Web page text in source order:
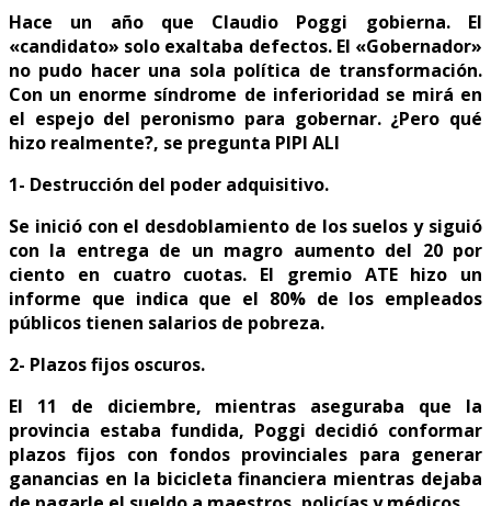
Hace un año que Claudio Poggi gobierna. El
«candidato» solo exaltaba defectos. El «Gobernador»
no pudo hacer una sola política de transformación.
Con un enorme síndrome de inferioridad se mirá en
el espejo del peronismo para gobernar. ¿Pero qué
hizo realmente?, se pregunta PIPI ALI
1- Destrucción del poder adquisitivo.
Se inició con el desdoblamiento de los suelos y siguió
con la entrega de un magro aumento del 20 por
ciento en cuatro cuotas. El gremio ATE hizo un
informe que indica que el 80% de los empleados
públicos tienen salarios de pobreza.
2- Plazos fijos oscuros.
El 11 de diciembre, mientras aseguraba que la
provincia estaba fundida, Poggi decidió conformar
plazos fijos con fondos provinciales para generar
ganancias en la bicicleta financiera mientras dejaba